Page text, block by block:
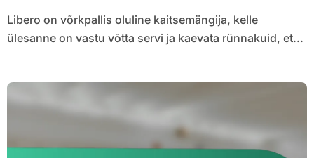
Libero on võrkpallis oluline kaitsemängija, kelle
ülesanne on vastu võtta servi ja kaevata rünnakuid, et...